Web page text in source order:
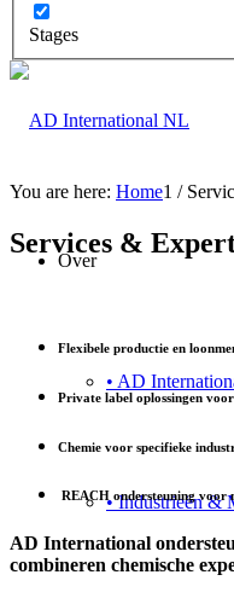
Stages
Over
• AD
• Industrieën &
You are here: Home1 /
Services &
Flexibele productie en
Private label oplossingen
Chemie voor specifieke
REACH ondersteuning voor
AD International
combineren chemische